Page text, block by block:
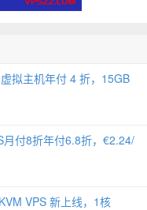
拟主机年付 4 折，15GB
付8折年付6.8折，€2.24/
VPS 新上线，1核